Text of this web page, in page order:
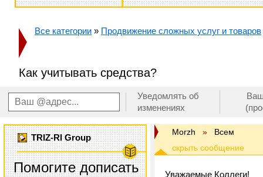
Все категории » Продвижение сложных услуг и товаров
Как учитывать средства?
Уведомлять об
изменениях
TRIZ-RI Group
Помогите дописать
Morzh » Всем
Уважаемые Коллеги!